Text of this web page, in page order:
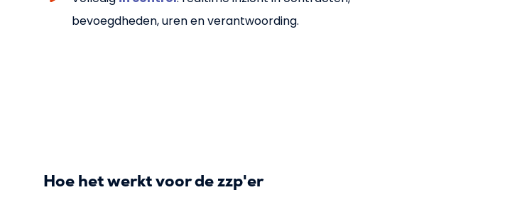
bevoegdheden, uren en verantwoording.
Hoe het werkt voor de zzp'er